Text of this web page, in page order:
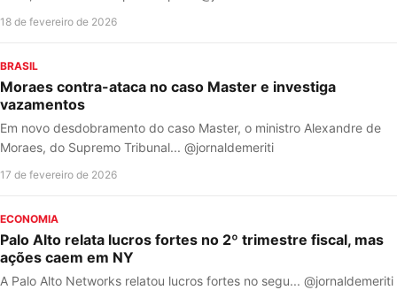
18 de fevereiro de 2026
BRASIL
Moraes contra-ataca no caso Master e investiga
vazamentos
Em novo desdobramento do caso Master, o ministro Alexandre de
Moraes, do Supremo Tribunal... @jornaldemeriti
17 de fevereiro de 2026
ECONOMIA
Palo Alto relata lucros fortes no 2º trimestre fiscal, mas
ações caem em NY
A Palo Alto Networks relatou lucros fortes no segu... @jornaldemeriti